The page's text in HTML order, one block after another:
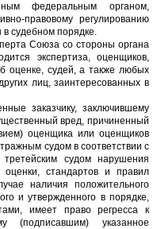
федеральным органом,
правовому регулированию
судебном порядке.
Союза со стороны органа
экспертиза, оценщиков,
оценке, судей, а также любых
лиц, заинтересованных в
заказчику, заключившему
вред, причиненный
оценщика или оценщиков
судом в соответствии с
третейским судом нарушения
стандартов и правил
наличия положительного
и утвержденного в порядке,
имеет право регресса к
(подписавшим) указанное